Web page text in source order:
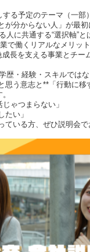
する予定のテーマ（一部
分からない人」が最初
人に共通する“選択軸”と
で働くリアルなメリッ
長を支える事業とチー
歴・経験・スキルではな
思う意志と**「行動に移
じゃつまらない」
たい」
ている方、ぜひ説明会で